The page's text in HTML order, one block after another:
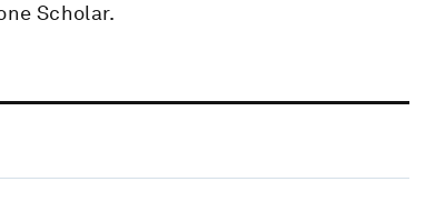
Scholar.